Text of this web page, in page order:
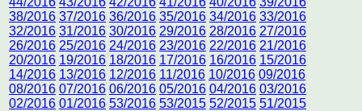
38/2016 37/2016 36/2016 35/2016 34/2016 33/2016
32/2016 31/2016 30/2016 29/2016 28/2016 27/2016
26/2016 25/2016 24/2016 23/2016 22/2016 21/2016
20/2016 19/2016 18/2016 17/2016 16/2016 15/2016
14/2016 13/2016 12/2016 11/2016 10/2016 09/2016
08/2016 07/2016 06/2016 05/2016 04/2016 03/2016
02/2016 01/2016 53/2016 53/2015 52/2015 51/2015